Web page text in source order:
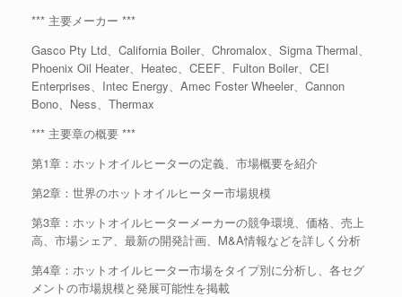
*** 主要メーカー ***
Gasco Pty Ltd、California Boiler、Chromalox、Sigma Thermal、
Phoenix Oil Heater、Heatec、CEEF、Fulton Boiler、CEI
Enterprises、Intec Energy、Amec Foster Wheeler、Cannon
Bono、Ness、Thermax
*** 主要章の概要 ***
第1章：ホットオイルヒーターの定義、市場概要を紹介
第2章：世界のホットオイルヒーター市場規模
第3章：ホットオイルヒーターメーカーの競争環境、価格、売上
高、市場シェア、最新の開発計画、M&A情報などを詳しく分析
第4章：ホットオイルヒーター市場をタイプ別に分析し、各セグ
メントの市場規模と発展可能性を掲載